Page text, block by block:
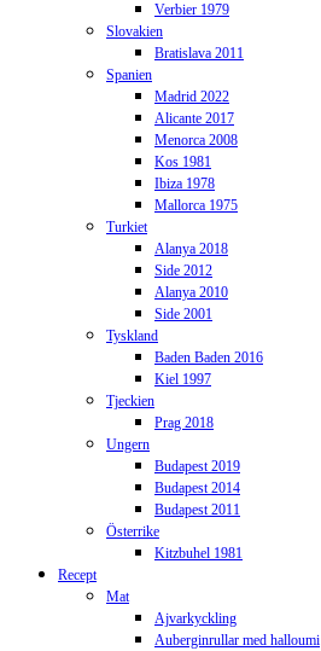
Verbier 1979
Slovakien
Bratislava 2011
Spanien
Madrid 2022
Alicante 2017
Menorca 2008
Kos 1981
Ibiza 1978
Mallorca 1975
Turkiet
Alanya 2018
Side 2012
Alanya 2010
Side 2001
Tyskland
Baden Baden 2016
Kiel 1997
Tjeckien
Prag 2018
Ungern
Budapest 2019
Budapest 2014
Budapest 2011
Österrike
Kitzbuhel 1981
Recept
Mat
Ajvarkyckling
Auberginrullar med halloumi